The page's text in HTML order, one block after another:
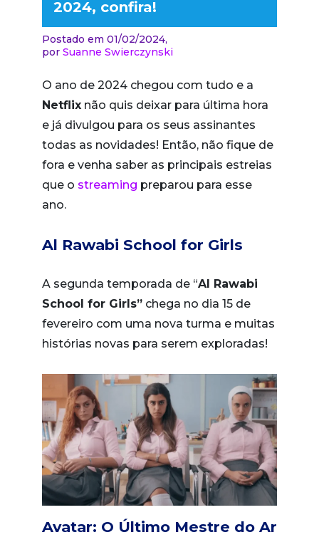
2024, confira!
Postado em 01/02/2024,
por Suanne Swierczynski
O ano de 2024 chegou com tudo e a
Netflix não quis deixar para última hora
e já divulgou para os seus assinantes
todas as novidades! Então, não fique de
fora e venha saber as principais estreias
que o streaming preparou para esse
ano.
Al Rawabi School for Girls
A segunda temporada de “Al Rawabi
School for Girls” chega no dia 15 de
fevereiro com uma nova turma e muitas
histórias novas para serem exploradas!
Avatar: O Último Mestre do Ar